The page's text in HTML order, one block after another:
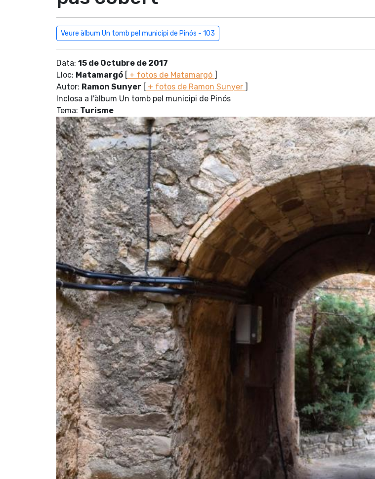
Veure àlbum Un tomb pel municipi de Pinós - 103
Data: 15 de Octubre de 2017
Lloc: Matamargó [ + fotos de Matamargó ]
Autor: Ramon Sunyer [ + fotos de Ramon Sunyer ]
Inclosa a l'àlbum Un tomb pel municipi de Pinós
Tema: Turisme